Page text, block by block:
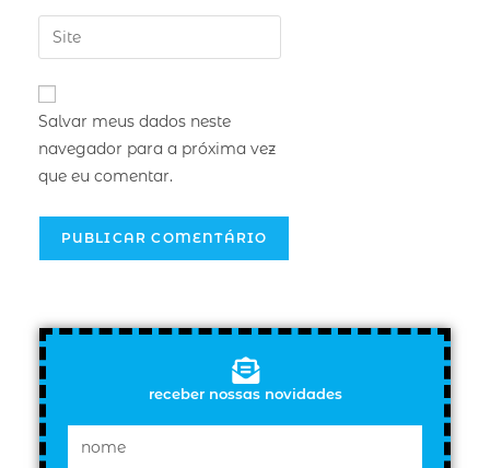
Salvar meus dados neste
navegador para a próxima vez
que eu comentar.
receber nossas novidades